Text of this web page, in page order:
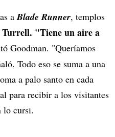
aBlade Runner, templos
Turrell. "Tiene un aire a
Goodman. "Queríamos
Todo eso se suma a una
a palo santo en cada
para recibir a los visitantes
lo cursi.